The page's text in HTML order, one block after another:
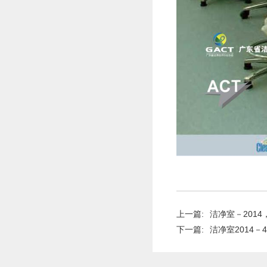
上一篇:
洁净室－2014
下一篇:
洁净室2014－4